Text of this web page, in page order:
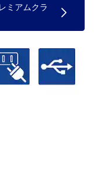
ミアムクラ